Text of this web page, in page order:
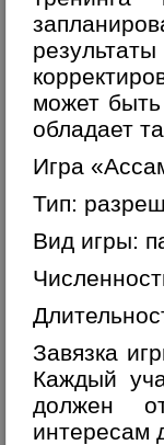
может
обладает
Игра
Тип:
Вид игры:
Завязка
Каждый
должен
интересам